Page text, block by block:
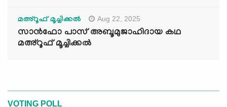
മഅ്റൂഫ് മൂച്ചിക്കല്‍ Aug 22, 2025
സാൻഫോ പാസ് അബൂമുജാഹിദായ കഥ
മഅ്റൂഫ് മൂച്ചിക്കല്‍
VOTING POLL